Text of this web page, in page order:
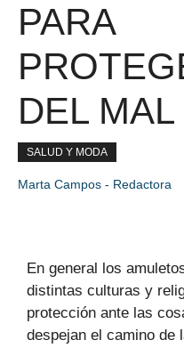
PARA
DEL MAL
SALUD Y MODA
Marta Campos - Redactora
En general los
distintas culturas y
protección ante las
despejan el camino de